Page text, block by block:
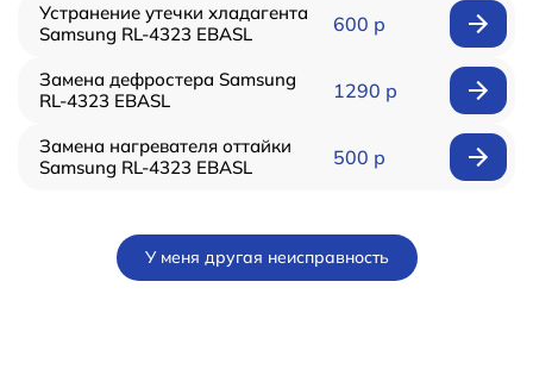
Устранение утечки хладагента
Samsung RL-4323 EBASL
600 р
Замена дефростера Samsung
RL-4323 EBASL
1290 р
Замена нагревателя оттайки
Samsung RL-4323 EBASL
500 р
У меня другая неисправность